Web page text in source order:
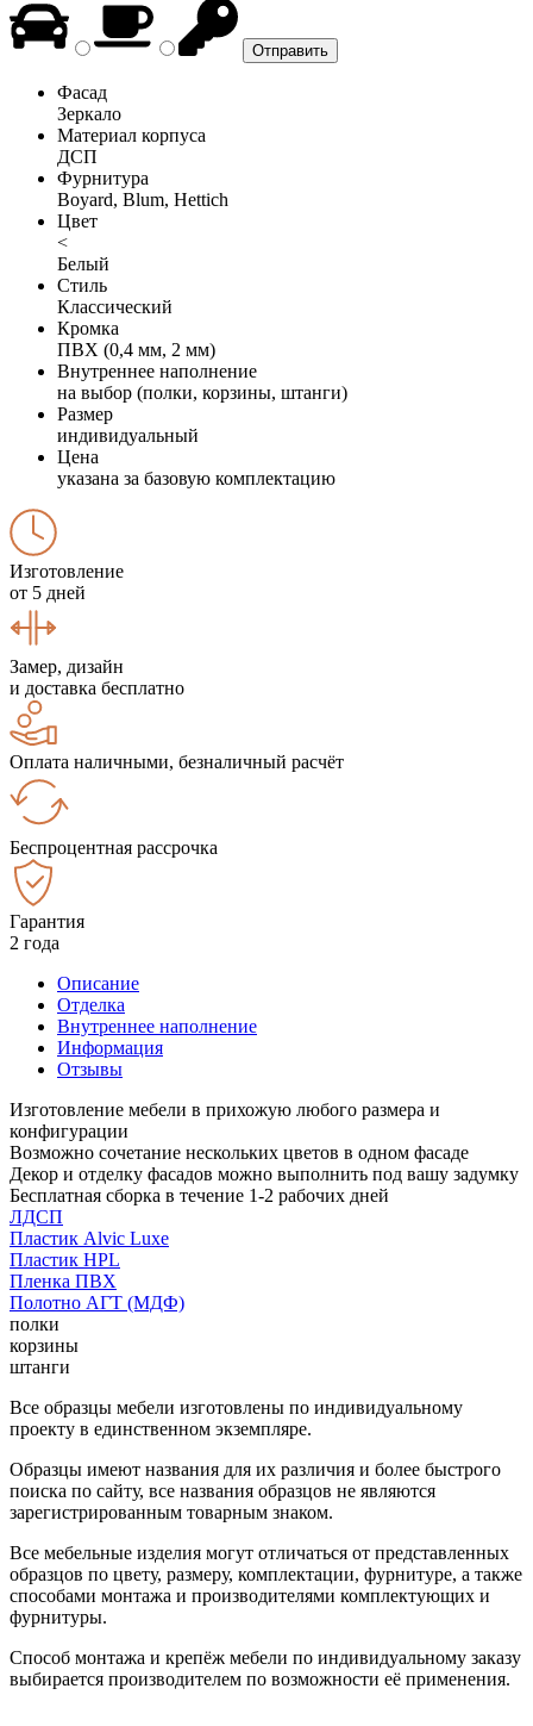
Фасад
Зеркало
Материал корпуса
ДСП
Фурнитура
Boyard, Blum, Hettich
Цвет
<
Белый
Стиль
Классический
Кромка
ПВХ (0,4 мм, 2 мм)
Внутреннее наполнение
на выбор (полки, корзины, штанги)
Размер
индивидуальный
Цена
указана за базовую комплектацию
Изготовление
от 5 дней
Замер, дизайн
и доставка бесплатно
Оплата наличными, безналичный расчёт
Беспроцентная рассрочка
Гарантия
2 года
Описание
Отделка
Внутреннее наполнение
Информация
Отзывы
Изготовление мебели в прихожую любого размера и
конфигурации
Возможно сочетание нескольких цветов в одном фасаде
Декор и отделку фасадов можно выполнить под вашу задумку
Бесплатная сборка в течение 1-2 рабочих дней
ЛДСП
Пластик Alvic Luxe
Пластик HPL
Пленка ПВХ
Полотно АГТ (МДФ)
полки
корзины
штанги
Все образцы мебели изготовлены по индивидуальному
проекту в единственном экземпляре.
Образцы имеют названия для их различия и более быстрого
поиска по сайту, все названия образцов не являются
зарегистрированным товарным знаком.
Все мебельные изделия могут отличаться от представленных
образцов по цвету, размеру, комплектации, фурнитуре, а также
способами монтажа и производителями комплектующих и
фурнитуры.
Способ монтажа и крепёж мебели по индивидуальному заказу
выбирается производителем по возможности её применения.